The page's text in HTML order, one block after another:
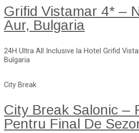
Grifid Vistamar 4* –
Aur, Bulgaria
24H Ultra All Inclusive la Hotel Grifid
Bulgaria
City Break
City Break Salonic –
Pentru Final De